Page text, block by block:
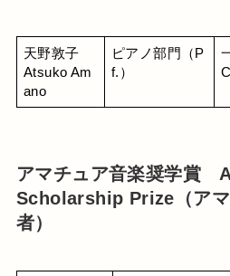
天野敦子
Atsuko Am
ano
ピアノ部門（P
f.）
C
アマチュア音楽奨学賞
Scholarship Prize（ア
者）